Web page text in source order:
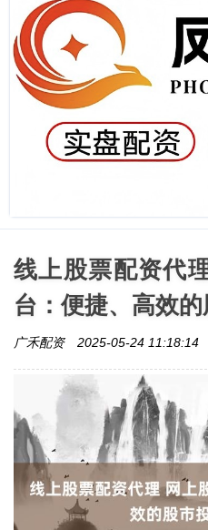
线上股票配资代
台：便捷、高效
广禾配资 2025-05-24 11:18:14